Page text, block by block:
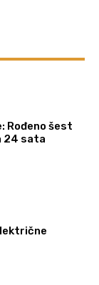
Rođeno šest
24 sata